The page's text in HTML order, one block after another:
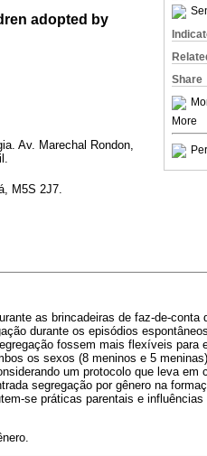
Share
More
adopted by
Av. Marechal Rondon,
M5S 2J7.
as brincadeiras de faz-de-conta
durante os episódios
fossem mais flexíveis para
os sexos (8 meninos e 5
um protocolo que leva em
segregação por gênero na
se práticas parentais e